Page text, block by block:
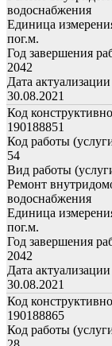
водоснабжения
Единица
пог.м.
Год завершения
2042
Дата
30.08.2021
Код
190188851
Код работы
54
Вид работы
Ремонт
водоснабжения
Единица
пог.м.
Год завершения
2042
Дата
30.08.2021
Код
190188865
Код работы